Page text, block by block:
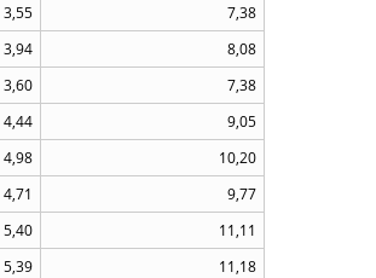
3,55
7,38
3,94
8,08
3,60
7,38
4,44
9,05
4,98
10,20
4,71
9,77
5,40
11,11
5,39
11,18